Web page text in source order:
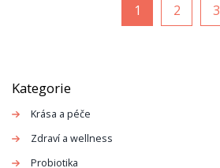
1 2 3
Kategorie
Krása a péče
Zdraví a wellness
Probiotika